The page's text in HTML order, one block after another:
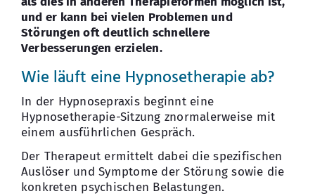
und er kann bei vielen Problemen und
Störungen oft deutlich schnellere
Verbesserungen erzielen.
Wie läuft eine Hypnosetherapie ab?
In der Hypnosepraxis beginnt eine
Hypnosetherapie-Sitzung znormalerweise mit
einem ausführlichen Gespräch.
Der Therapeut ermittelt dabei die spezifischen
Auslöser und Symptome der Störung sowie die
konkreten psychischen Belastungen.